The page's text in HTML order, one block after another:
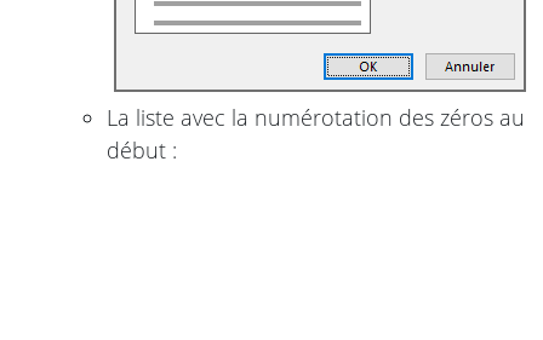
La liste avec la numérotation des zéros au
début :